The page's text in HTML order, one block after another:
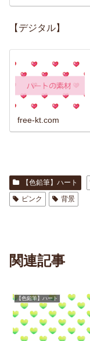
【デジタル】
free-kt.com
【色鉛筆】ハート
ピンク
背景
関連記事
【色鉛筆】ハート